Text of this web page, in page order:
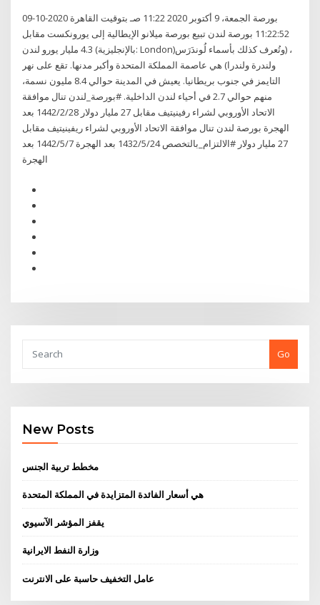
بورصة الجمعة، 9 أكتوبر 2020 11:22 صـ بتوقيت القاهرة 2020-10-09
11:22:52 بورصة لندن تبيع بورصة ميلانو الإيطالية إلى يورونكست مقابل
4.3 مليار يورو لندن (بالإنجليزية: London)‏، (وتُعرف كذلك بأسماء لُوندَرَس
ولندرة ولندرا) هي عاصمة المملكة المتحدة وأكبر مدنها. تقع على نهر
التايمز في جنوب بريطانيا. يعيش في المدينة حوالي 8.4 مليون نسمة،
منهم حوالي 2.7 في أحياء لندن الداخلية. #بورصة_لندن تنال موافقة
الاتحاد الأوروبي لشراء رفينيتيف مقابل 27 مليار دولار 28‏‏/2‏‏/1442 بعد
الهجرة بورصة لندن تنال موافقة الاتحاد الأوروبي لشراء ريفينيتيف مقابل
27 مليار دولار #الالتزام_بالتخصص 24‏‏/5‏‏/1432 بعد الهجرة 7‏‏/5‏‏/1442 بعد
الهجرة
Go
New Posts
مخطط تربية الجنس
هي أسعار الفائدة المتزايدة في المملكة المتحدة
يقفز المؤشر الآسيوي
وزارة النفط الايرانية
عامل التخفيف حاسبة على الانترنت